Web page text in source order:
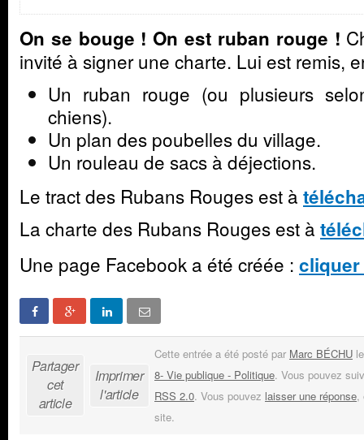
On se bouge ! On est ruban rouge !
invité à signer une charte. Lui est remis,
Un ruban rouge (ou plusieurs
chiens).
Un plan des poubelles du village.
Un rouleau de sacs à déjections.
Le tract des Rubans Rouges est à
La charte des Rubans Rouges est à
Une page Facebook a été créée :
Partager
cet
article
Imprimer
l'article
Cette entrée a été posté par Marc BÉCHU
8- Vie publique - Politique. Vous pouvez
RSS 2.0. Vous pouvez laisser une réponse,
site.